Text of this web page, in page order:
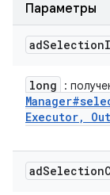
Параметры
adSelection
long :
Manager#
Executor,
adSelection